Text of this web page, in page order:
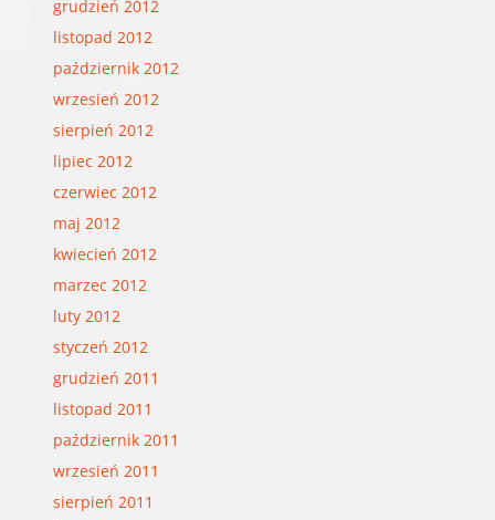
grudzień 2012
listopad 2012
październik 2012
wrzesień 2012
sierpień 2012
lipiec 2012
czerwiec 2012
maj 2012
kwiecień 2012
marzec 2012
luty 2012
styczeń 2012
grudzień 2011
listopad 2011
październik 2011
wrzesień 2011
sierpień 2011